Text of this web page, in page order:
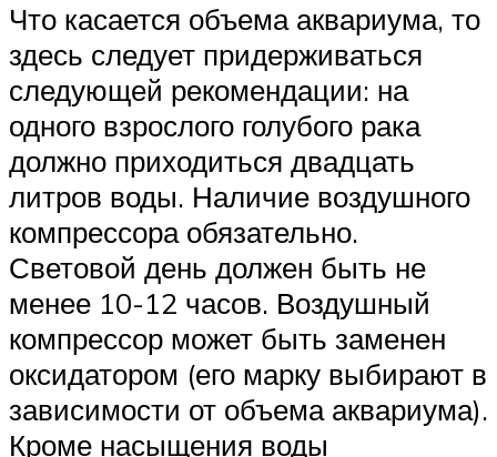
Что касается объема аквариума, то
здесь следует придерживаться
следующей рекомендации: на
одного взрослого голубого рака
должно приходиться двадцать
литров воды. Наличие воздушного
компрессора обязательно.
Световой день должен быть не
менее 10-12 часов. Воздушный
компрессор может быть заменен
оксидатором (его марку выбирают в
зависимости от объема аквариума).
Кроме насыщения воды